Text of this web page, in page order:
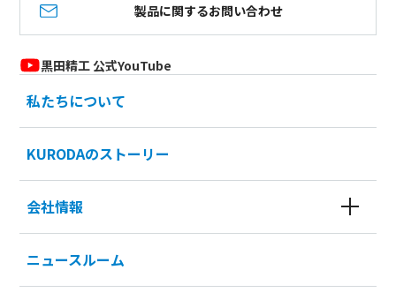
製品に関するお問い合わせ
黒田精工 公式YouTube
私たちについて
KURODAのストーリー
会社情報
ニュースルーム